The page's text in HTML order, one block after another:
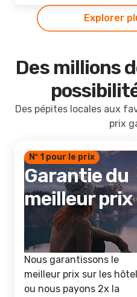
Explorer
Des millions
Des pépites locales aux
prix
Nº 1 pour le prix
Garantie du
meilleur prix
Nous garantissons le
meilleur prix sur les
ou nous payons 2x la